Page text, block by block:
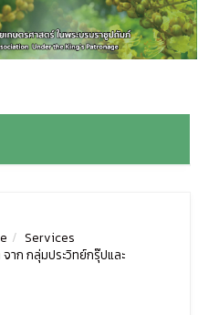
Services
าก กลุ่มประวิทย์กรุ๊ปและ